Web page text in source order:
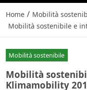
Home / Mobilità
Mobilità sostenibile e
Mobilità sostenibile
Mobilità
Klimamobility